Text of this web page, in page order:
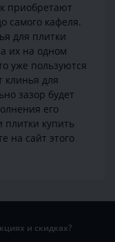
приобретают
самого кафеля.
для плитки
их на одном
уже пользуются
клинья для
зазор будет
его
плитки купить
на сайт этого
и скидках?